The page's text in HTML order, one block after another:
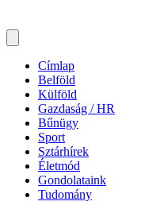
Címlap
Belföld
Külföld
Gazdaság / HR
Bűnügy
Sport
Sztárhírek
Életmód
Gondolataink
Tudomány